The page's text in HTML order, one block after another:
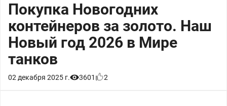
Покупка Новогодних
контейнеров за золото. Наш
Новый год 2026 в Мире
танков
02 декабря 2025 г. 3601 2